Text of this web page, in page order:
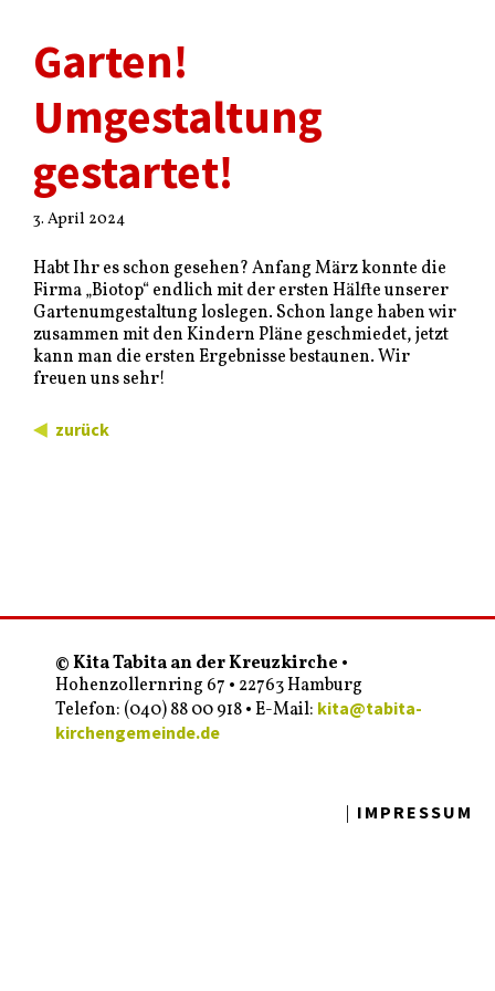
Garten!
Umgestaltung
gestartet!
3. April 2024
Habt Ihr es schon gesehen? Anfang März konnte die
Firma „Biotop“ endlich mit der ersten Hälfte unserer
Gartenumgestaltung loslegen. Schon lange haben wir
zusammen mit den Kindern Pläne geschmiedet, jetzt
kann man die ersten Ergebnisse bestaunen. Wir
freuen uns sehr!
zurück
© Kita Tabita an der Kreuzkirche •
Hohenzollernring 67 • 22763 Hamburg
Telefon: (040) 88 00 918 • E-Mail: kita@tabita-
kirchengemeinde.de
IMPRESSUM